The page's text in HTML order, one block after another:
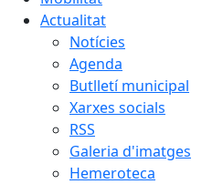
Actualitat
Notícies
Agenda
Butlletí municipal
Xarxes socials
RSS
Galeria d'imatges
Hemeroteca